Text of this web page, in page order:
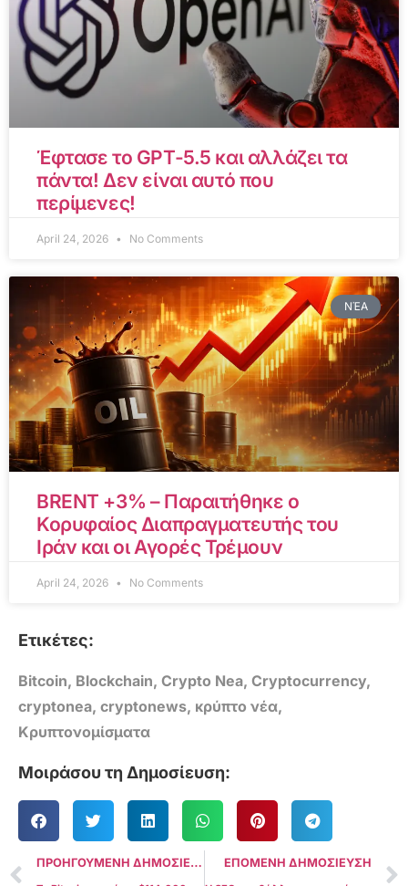
Έφτασε το GPT-5.5 και αλλάζει τα
πάντα! Δεν είναι αυτό που
περίμενες!
April 24, 2026 No Comments
ΝΈΑ
BRENT +3% – Παραιτήθηκε ο
Κορυφαίος Διαπραγματευτής του
Ιράν και οι Αγορές Τρέμουν
April 24, 2026 No Comments
Ετικέτες:
Bitcoin, Blockchain, Crypto Nea, Cryptocurrency,
cryptonea, cryptonews, κρύπτο νέα,
Κρυπτονομίσματα
Μοιράσου τη Δημοσίευση:
ΠΡΟΗΓΟΥΜΕΝΗ ΔΗΜΟΣΙΕΥΣΗ ΕΠΟΜΕΝΗ ΔΗΜΟΣΙΕΥΣΗ